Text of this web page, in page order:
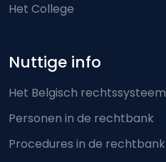
Het College
Nuttige info
Het Belgisch rechtssysteem
Personen in de rechtbank
Procedures in de rechtbank